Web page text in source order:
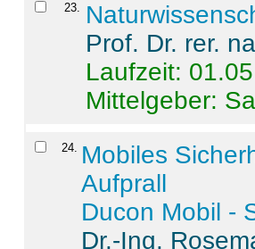
23.
Prof. Dr. rer.
Laufzeit:
Mittelgeber:
24. Mobiles
Aufprall
Ducon Mobil -
Dr.-Ing.